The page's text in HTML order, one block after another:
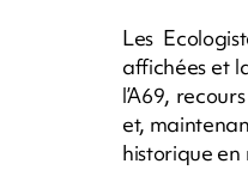
Les
affichées et
l’A69,
et,
historique en